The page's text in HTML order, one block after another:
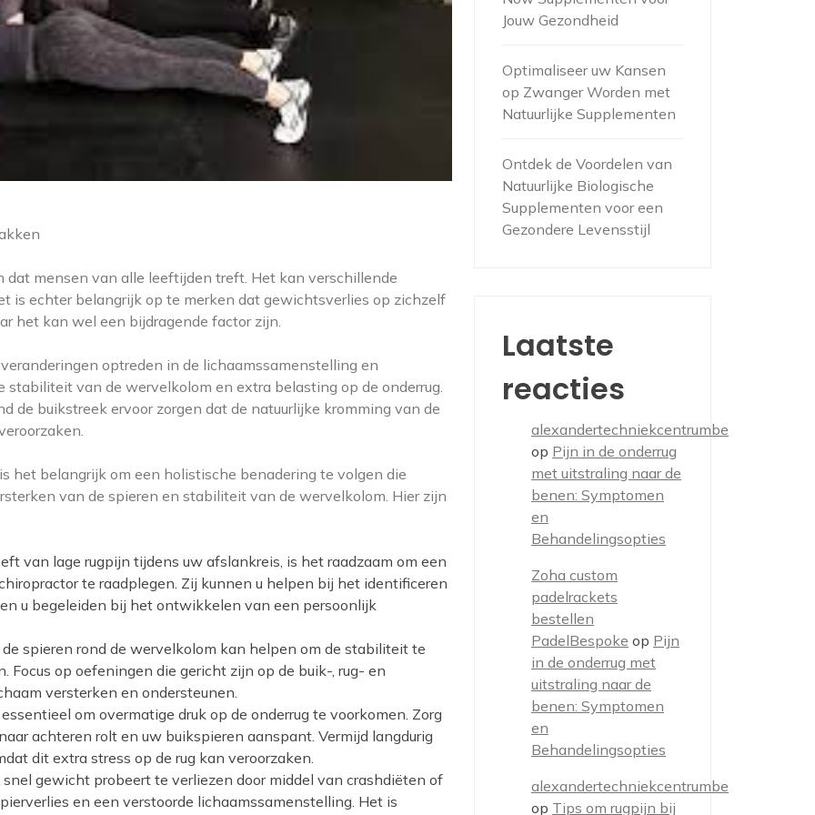
dat mensen van alle leeftijden treft. Het kan verschillende
is echter belangrijk op te merken dat gewichtsverlies op zichzelf
het kan wel een bijdragende factor zijn.
optreden in de lichaamssamenstelling en
van de wervelkolom en extra belasting op de onderrug.
de buikstreek ervoor zorgen dat de natuurlijke kromming van de
het belangrijk om een holistische benadering te volgen die
van de spieren en stabiliteit van de wervelkolom. Hier zijn
van lage rugpijn tijdens uw afslankreis, is het raadzaam om een
te raadplegen. Zij kunnen u helpen bij het identificeren
u begeleiden bij het ontwikkelen van een persoonlijk
spieren rond de wervelkolom kan helpen om de stabiliteit te
Focus op oefeningen die gericht zijn op de buik-, rug- en
versterken en ondersteunen.
om overmatige druk op de onderrug te voorkomen. Zorg
achteren rolt en uw buikspieren aanspant. Vermijd langdurig
dit extra stress op de rug kan veroorzaken.
gewicht probeert te verliezen door middel van crashdiëten of
en een verstoorde lichaamssamenstelling. Het is
Jouw Gezondheid
Optimaliseer uw Kansen
op Zwanger Worden met
Natuurlijke Supplementen
Ontdek de Voordelen van
Natuurlijke Biologische
Supplementen voor een
Gezondere Levensstijl
Laatste
reacties
alexandertechniekcentrumbe
op Pijn in de onderrug
met uitstraling naar de
benen: Symptomen
en
Behandelingsopties
Zoha custom
padelrackets
bestellen
PadelBespoke op Pijn
in de onderrug met
uitstraling naar de
benen: Symptomen
en
Behandelingsopties
alexandertechniekcentrumbe
op Tips om rugpijn bij